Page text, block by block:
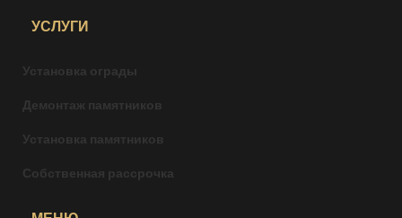
УСЛУГИ
Установка ограды
Демонтаж памятников
Установка памятников
Собственная рассрочка